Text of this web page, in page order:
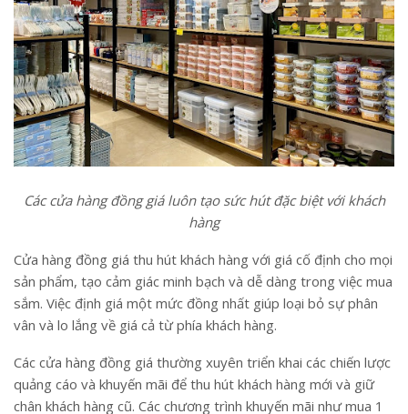
Các cửa hàng đồng giá luôn tạo sức hút đặc biệt với khách
hàng
Cửa hàng đồng giá thu hút khách hàng với giá cố định cho mọi
sản phẩm, tạo cảm giác minh bạch và dễ dàng trong việc mua
sắm. Việc định giá một mức đồng nhất giúp loại bỏ sự phân
vân và lo lắng về giá cả từ phía khách hàng.
Các cửa hàng đồng giá thường xuyên triển khai các chiến lược
quảng cáo và khuyến mãi để thu hút khách hàng mới và giữ
chân khách hàng cũ. Các chương trình khuyến mãi như mua 1